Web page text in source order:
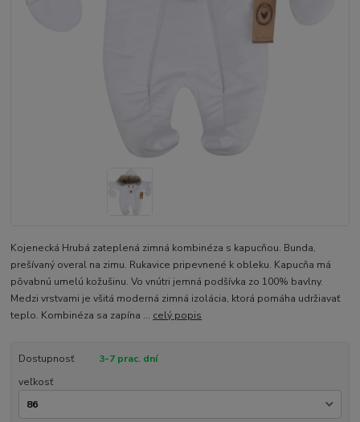
Kojenecká Hrubá zateplená zimná kombinéza s kapucňou. Bunda,
prešívaný overal na zimu. Rukavice pripevnené k obleku. Kapucňa má
pôvabnú umelú kožušinu. Vo vnútri jemná podšívka zo 100% bavlny.
Medzi vrstvami je všitá moderná zimná izolácia, ktorá pomáha udržiavať
teplo. Kombinéza sa zapína ... celý popis
Dostupnosť
3-7 prac. dní
veľkosť